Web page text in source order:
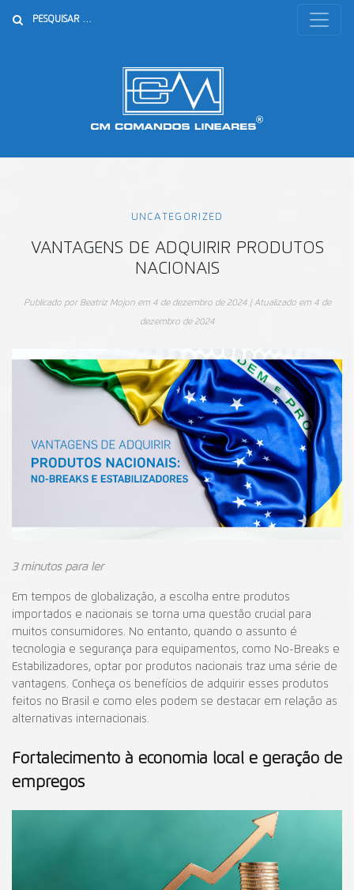
UNCATEGORIZED
VANTAGENS DE ADQUIRIR PRODUTOS
NACIONAIS
Publicado por Beatriz Mojonem 4 de dezembro de 2024| Atualizado em 4 de
dezembro de 2024
3 minutos para ler
Em tempos de globalização, a escolha entre produtos
importados e nacionais se torna uma questão crucial para
muitos consumidores. No entanto, quando o assunto é
tecnologia e segurança para equipamentos, como No-Breaks e
Estabilizadores, optar por produtos nacionais traz uma série de
vantagens. Conheça os benefícios de adquirir esses produtos
feitos no Brasil e como eles podem se destacar em relação as
alternativas internacionais.
Fortalecimento à economia local e geração de
empregos